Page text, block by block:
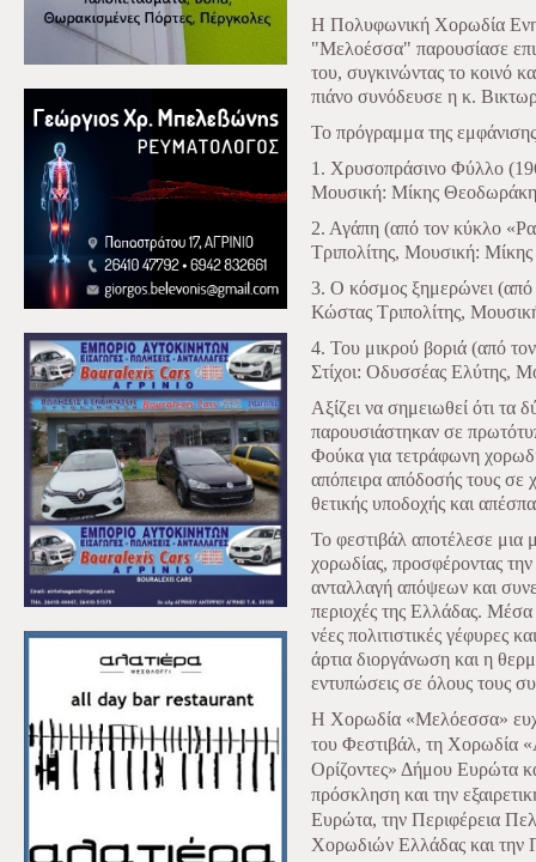
Η Πολυφωνική Χορωδία
"Μελοέσσα" παρουσίασε
του, συγκινώντας το κοινό
πιάνο συνόδευσε η κ.
Το πρόγραμμα της
1. Χρυσοπράσινο Φύλλο
Μουσική: Μίκης
2. Αγάπη (από τον κύκλο
Τριπολίτης, Μουσική:
3. Ο κόσμος ξημερώνει (από
Κώστας Τριπολίτης,
4. Του μικρού βοριά (από
Στίχοι: Οδυσσέας Ελύτης,
Αξίζει να σημειωθεί ότι τα
παρουσιάστηκαν σε
Φούκα για τετράφωνη
απόπειρα απόδοσής τους σε
θετικής υποδοχής και
Το φεστιβάλ αποτέλεσε μια
χορωδίας, προσφέροντας
ανταλλαγή απόψεων και
περιοχές της Ελλάδας. Μέσα
νέες πολιτιστικές γέφυρες
άρτια διοργάνωση και η
εντυπώσεις σε όλους τους
Η Χορωδία «Μελόεσσα» ε
του Φεστιβάλ, τη Χορωδία
Ορίζοντες» Δήμου Ευρώτα
πρόσκληση και την
Ευρώτα, την Περιφέρεια
Χορωδιών Ελλάδας και την